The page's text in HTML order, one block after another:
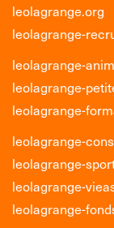
leolagrange.org
leolagrange-
leolagrange-
leolagrange-
leolagrange-
leolagrange-
leolagrange-
leolagrange-
leolagrange-